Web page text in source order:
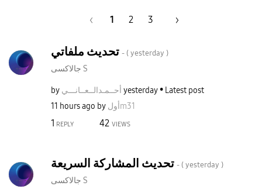
1 2 3
تحديث ملفاتي - ( yesterday )
جالاكسى S
by أحــمـدالــعــانـــي yesterday
Latest post
11 hours ago by أولm31
1 REPLY 42 VIEWS
تحديث المشاركة السريعة - ( yesterday )
جالاكسى S